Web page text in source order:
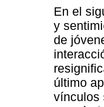
En el
y
de
último
vínculos